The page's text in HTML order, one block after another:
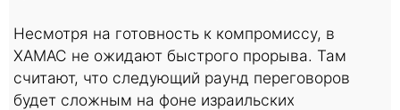
Несмотря на готовность к компромиссу, в
ХАМАС не ожидают быстрого прорыва. Там
считают, что следующий раунд переговоров
будет сложным на фоне израильских